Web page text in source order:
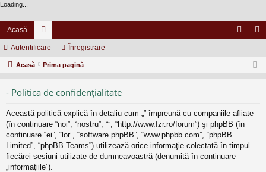
Loading...
Acasă
or
u
re
eg
Autentificare Înregistrare
Acasă Prima pagină
- Politica de confidenţialitate
Această politică explică în detaliu cum „” împreună cu companiile afliate
(în continuare “noi”, “nostru”, “”, “http://www.fzr.ro/forum”) şi phpBB (în
continuare “ei”, “lor”, “software phpBB”, “www.phpbb.com”, “phpBB
Limited”, “phpBB Teams”) utilizează orice informaţie colectată în timpul
fiecărei sesiuni utilizate de dumneavoastră (denumită în continuare
„informaţiile”).